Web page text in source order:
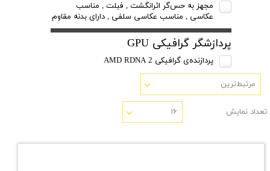
مجهز به حس‌گر اثرانگشت , فبلت , مناسب
عکاسی , مناسب عکاسی سلفی , دارای بدنه مقاوم
پردازشگر گرافیکی GPU
پردازنده‌ی گرافیکی AMD RDNA 2
مرتبط‌ترین
تعداد نمایش ۱۶